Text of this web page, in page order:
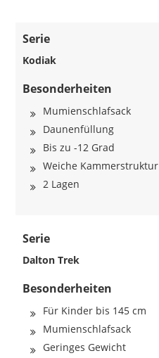
Serie
Kodiak
Besonderheiten
Mumienschlafsack
Daunenfüllung
Bis zu -12 Grad
Weiche Kammerstruktur
2 Lagen
Serie
Dalton Trek
Besonderheiten
Für Kinder bis 145 cm
Mumienschlafsack
Geringes Gewicht